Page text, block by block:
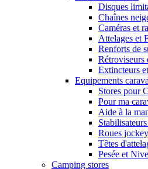
Disques
Chaînes
Caméras et
Attelages et
Renforts de
Rétroviseurs
Extincteurs
Equipements
Stores pour
Pour ma
Aide à la
Roues jockey
Têtes
Pesée et
Camping stores